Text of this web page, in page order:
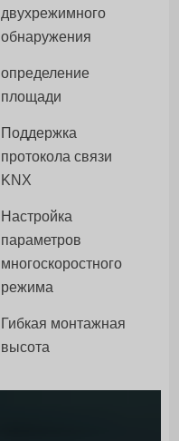
двухрежимного
обнаружения
определение
площади
Поддержка
протокола связи
KNX
Настройка
параметров
многоскоростного
режима
Гибкая монтажная
высота